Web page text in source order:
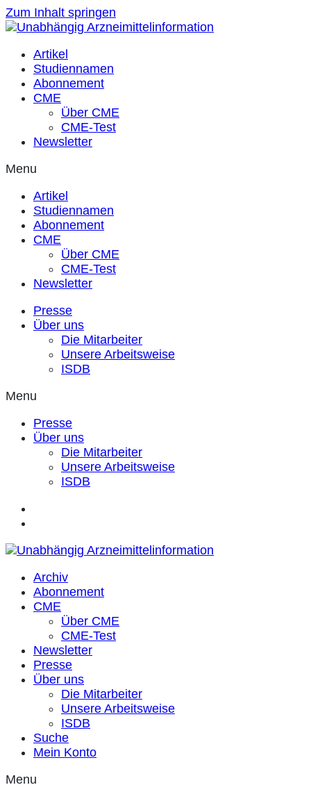
Zum Inhalt springen
Artikel
Studiennamen
Abonnement
CME
Über CME
CME-Test
Newsletter
Menu
Artikel
Studiennamen
Abonnement
CME
Über CME
CME-Test
Newsletter
Presse
Über uns
Die Mitarbeiter
Unsere Arbeitsweise
ISDB
Menu
Presse
Über uns
Die Mitarbeiter
Unsere Arbeitsweise
ISDB
Archiv
Abonnement
CME
Über CME
CME-Test
Newsletter
Presse
Über uns
Die Mitarbeiter
Unsere Arbeitsweise
ISDB
Suche
Mein Konto
Menu